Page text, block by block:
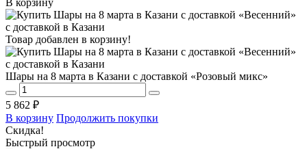
Товар добавлен в корзину!
Шары на 8 марта в Казани с доставкой «Розовый микс»
5 862 ₽
В корзину Продолжить покупки
Скидка!
Быстрый просмотр